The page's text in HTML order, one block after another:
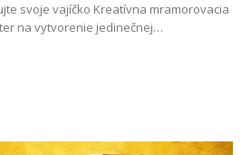
svoje vajíčko Kreatívna mramorovacia
na vytvorenie jedinečnej…